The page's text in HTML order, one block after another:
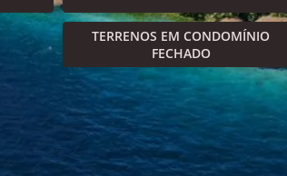
TERRENOS EM CONDOMÍNIO
FECHADO